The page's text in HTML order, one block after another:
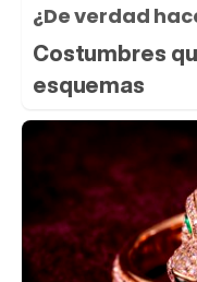
¿De verdad
Costumbres
esquemas